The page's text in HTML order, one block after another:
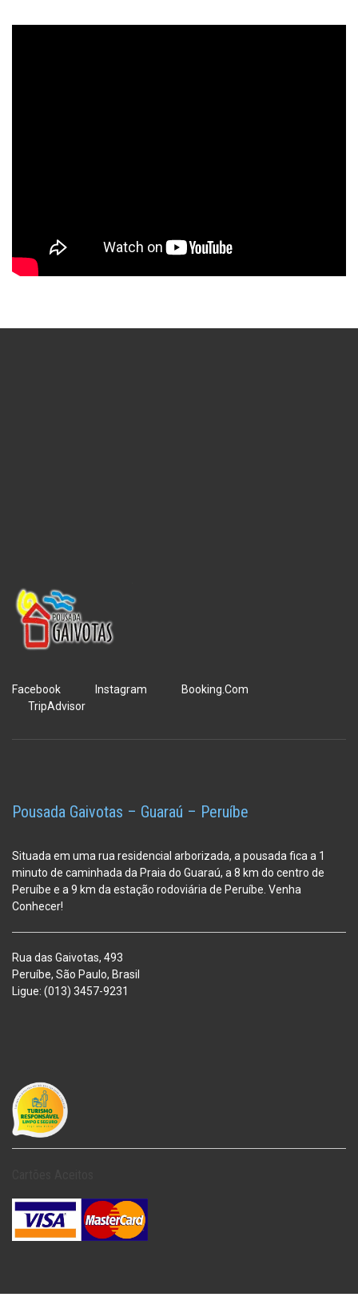
Facebook Instagram
Booking.Com
TripAdvisor
Pousada Gaivotas – Guaraú – Peruíbe
Situada em uma rua residencial arborizada, a pousada fica a 1
minuto de caminhada da Praia do Guaraú, a 8 km do centro de
Peruíbe e a 9 km da estação rodoviária de Peruíbe. Venha
Conhecer!
Rua das Gaivotas, 493
Peruíbe, São Paulo, Brasil
Ligue: (013) 3457-9231